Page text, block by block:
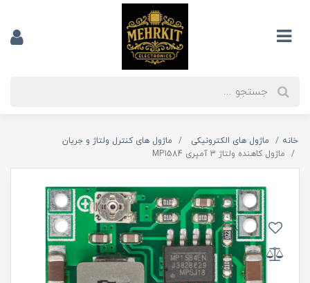
خانه ماژول های الکترونیکی
ماژول های کنترل ولتاژ و جریان
ماژول کاهنده ولتاژ 3 آمپری MP1584